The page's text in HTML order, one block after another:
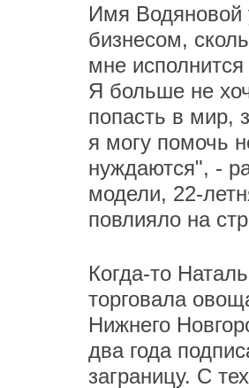
Имя Водяновой
бизнесом,
мне
Я больше не
попасть в мир,
я могу помочь
нуждаются", -
модели, 22-
повлияло на
Когда-то
торговала
Нижнего
два года
заграницу. С